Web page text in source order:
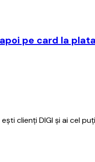
pe card la
clienţi DIGI şi ai cel